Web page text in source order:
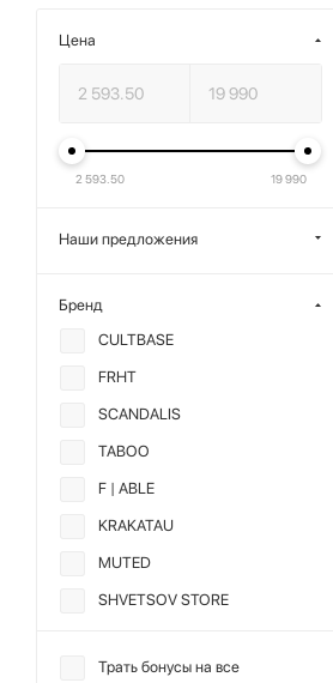
Цена
2 593.50 19 990
Наши предложения
Бренд
CULTBASE
FRHT
SCANDALIS
TABOO
F | ABLE
KRAKATAU
MUTED
SHVETSOV STORE
Трать бонусы на все